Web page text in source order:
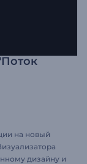
на новый
дизайну и